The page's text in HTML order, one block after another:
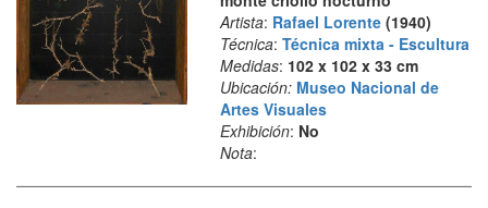
Artista: Rafael Lorente(1940)
Técnica: Técnica mixta - Escultura
Medidas: 102 x 102 x 33 cm
Ubicación: Museo Nacional de
Artes Visuales
Exhibición: No
Nota: